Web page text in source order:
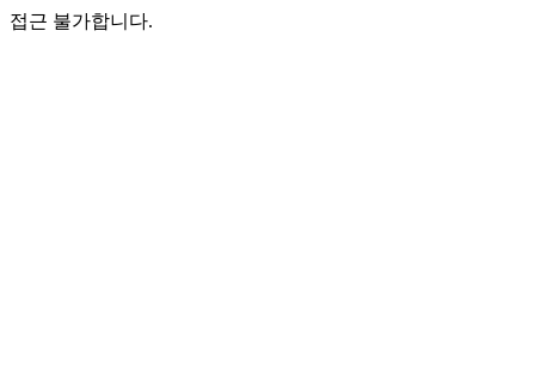
접근 불가합니다.